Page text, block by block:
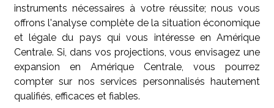
instruments nécessaires à votre réussite; nous vous
offrons l'analyse complète de la situation économique
et légale du pays qui vous intéresse en Amérique
Centrale. Si, dans vos projections, vous envisagez une
expansion en Amérique Centrale, vous pourrez
compter sur nos services personnalisés hautement
qualifiés, efficaces et fiables.